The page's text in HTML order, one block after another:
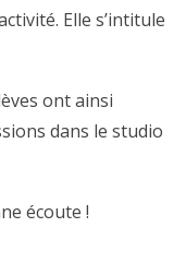
Elle s’intitule
ont ainsi
dans le studio
écoute !